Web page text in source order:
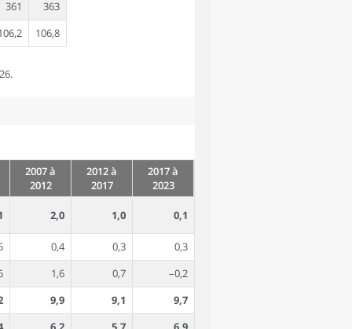
361
363
106,8
2007 à
2012
2012 à
2017
2017 à
2023
2,0 1,0 0,1
0,4 0,3
0,3
1,6 0,7
–0,2
9,9 9,1
9,7